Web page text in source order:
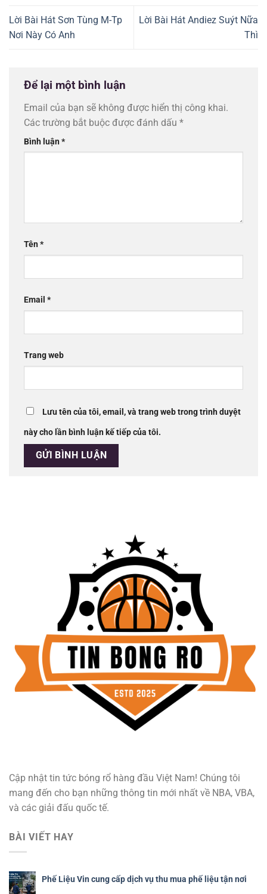
Lời Bài Hát Sơn Tùng M-Tp
Nơi Này Có Anh
Lời Bài Hát Andiez Suýt Nữa
Thì
Để lại một bình luận
Email của bạn sẽ không được hiển thị công khai.
Các trường bắt buộc được đánh dấu *
Bình luận*
Tên*
Email *
Trang web
Lưu tên của tôi, email, và trang web trong trình duyệt
này cho lần bình luận kế tiếp của tôi.
Cập nhật tin tức bóng rổ hàng đầu Việt Nam! Chúng tôi
mang đến cho bạn những thông tin mới nhất về NBA, VBA,
và các giải đấu quốc tế.
BÀI VIẾT HAY
Phế Liệu Vin cung cấp dịch vụ thu mua phế liệu tận nơi